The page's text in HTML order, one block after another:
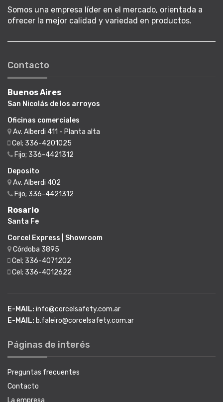
Somos una empresa líder en el mercado, orientada a
ofrecer la mejor calidad y variedad en productos.
Contacto
Buenos Aires
San Nicolás de los arroyos
Oficinas comerciales
Av. Alberdi 411 - Planta alta
Cel; 336-4201025
Fijo; 336-4421312
Deposito
Av. Alberdi 402
Fijo; 336-4421312
Rosario
Santa Fe
Corcel Express | Showroom
Córdoba 3895
Cel; 336-4071202
Cel; 336-4012622
E-MAIL: info@corcelsafety.com.ar
E-MAIL: b.faleiro@corcelsafety.com.ar
Páginas de interés
Preguntas frecuentes
Contacto